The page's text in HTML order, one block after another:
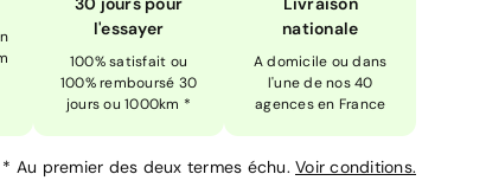
l'essayer
100% satisfait ou
100% remboursé 30
jours ou 1000km *
nationale
A domicile ou dans
l'une de nos 40
agences en France
* Au premier des deux termes échu. Voir conditions.